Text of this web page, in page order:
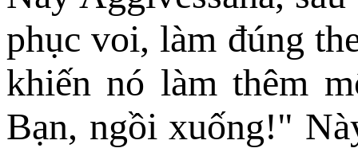
phục voi, làm đúng
khiến nó làm thêm
Bạn, ngồi xuống!"